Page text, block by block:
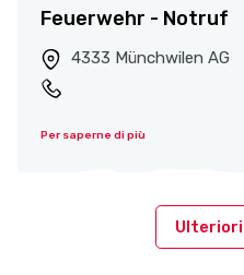
Feuerwehr - Notruf
4333 Münchwilen AG
Per saperne di più